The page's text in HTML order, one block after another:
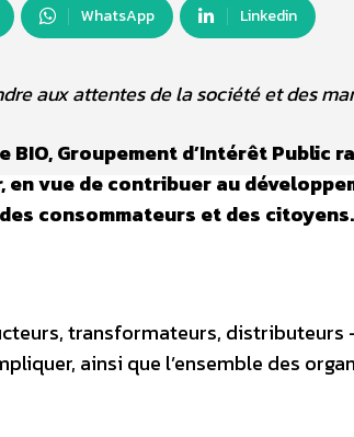
WhatsApp Linkedin
aux attentes de la société et des
BIO, Groupement d’Intérêt Public
vue de contribuer au
consommateurs et des citoyens.
transformateurs, distributeurs
ainsi que l’ensemble des